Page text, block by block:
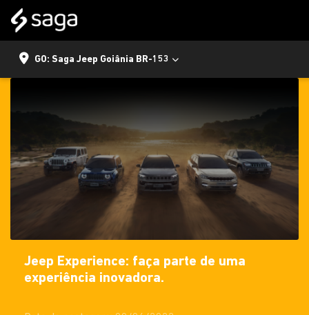
GO: Saga Jeep Goiânia BR-153
Jeep Experience: faça parte de uma
experiência inovadora.